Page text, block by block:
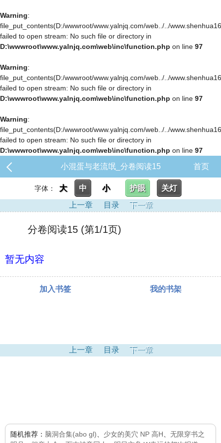
Warning:
file_put_contents(D:/wwwroot/www.yalnjq.com/web../../
failed to open stream: No such file or directory in
D:\wwwroot\www.yalnjq.com\web\inc\function.php on line 97
Warning:
file_put_contents(D:/wwwroot/www.yalnjq.com/web../../
failed to open stream: No such file or directory in
D:\wwwroot\www.yalnjq.com\web\inc\function.php on line 97
Warning:
file_put_contents(D:/wwwroot/www.yalnjq.com/web../../
failed to open stream: No such file or directory in
D:\wwwroot\www.yalnjq.com\web\inc\function.php on line 97
小混蛋与老流氓_分卷阅读15 首页
字体： 大 中 小 护眼
关灯
上一章
目录 下一章
分卷阅读15 (第1/1页)
暂无内容
加入书签 我的书架
上一章 目录 下一章
随机推荐： 脑洞合集(abo gl) 少女的美穴 NP 高H
无限穿书之